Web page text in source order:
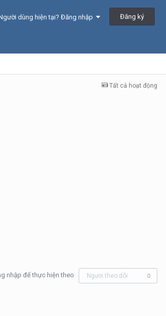
dùng hiện tại? Đăng nhập Đăng ký
Tất cả hoạt động
nhập để thực hiện theo Người theo dõi 0